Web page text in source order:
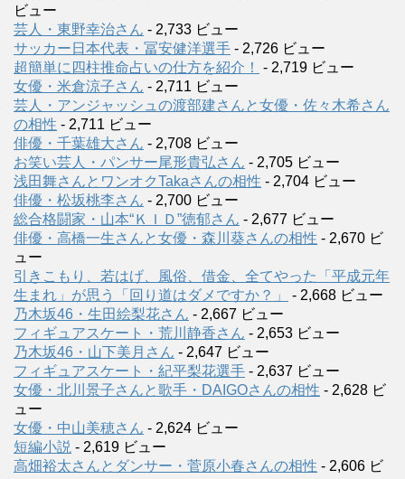
ビュー
芸人・東野幸治さん - 2,733 ビュー
サッカー日本代表・冨安健洋選手 - 2,726 ビュー
超簡単に四柱推命占いの仕方を紹介！
- 2,719 ビュー
女優・米倉涼子さん - 2,711 ビュー
芸人・アンジャッシュの渡部建さんと女優・佐々木希さん
の相性 - 2,711 ビュー
俳優・千葉雄大さん - 2,708 ビュー
お笑い芸人・パンサー尾形貴弘さん - 2,705 ビュー
浅田舞さんとワンオクTakaさんの相性 - 2,704 ビュー
俳優・松坂桃李さん - 2,700 ビュー
総合格闘家・山本“ＫＩＤ”徳郁さん - 2,677 ビュー
俳優・高橋一生さんと女優・森川葵さんの相性 - 2,670 ビ
ュー
引きこもり、若はげ、風俗、借金、全てやった「平成元年
生まれ」が思う「回り道はダメですか？」
- 2,668 ビュー
乃木坂46・生田絵梨花さん - 2,667 ビュー
フィギュアスケート・荒川静香さん - 2,653 ビュー
乃木坂46・山下美月さん - 2,647 ビュー
フィギュアスケート・紀平梨花選手 - 2,637 ビュー
女優・北川景子さんと歌手・DAIGOさんの相性 - 2,628 ビ
ュー
女優・中山美穂さん - 2,624 ビュー
短編小説 - 2,619 ビュー
高畑裕太さんとダンサー・菅原小春さんの相性 - 2,606 ビ